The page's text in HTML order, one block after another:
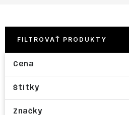
FILTROVAŤ PRODUKTY
Cena
Štítky
Značky